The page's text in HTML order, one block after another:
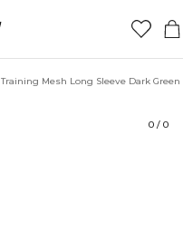
Training Mesh Long Sleeve Dark Green
0 / 0